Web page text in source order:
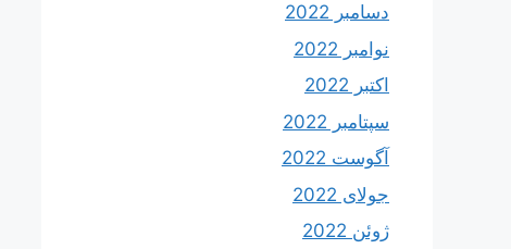
دسامبر 2022
نوامبر 2022
اکتبر 2022
سپتامبر 2022
آگوست 2022
جولای 2022
ژوئن 2022